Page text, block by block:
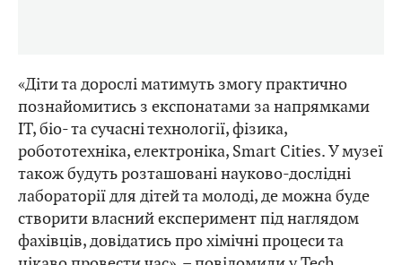
«Діти та дорослі матимуть змогу практично
познайомитись з експонатами за напрямками
IT, біо- та сучасні технології, фізика,
робототехніка, електроніка, Smart Cities. У музеї
також будуть розташовані науково-дослідні
лабораторії для дітей та молоді, де можна буде
створити власний експеримент під наглядом
фахівців, довідатись про хімічні процеси та